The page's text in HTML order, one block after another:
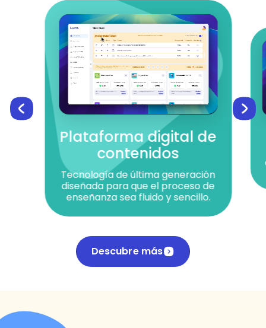
Plataforma digital de
contenidos
Tecnología de última generación
diseñada para que el proceso de
enseñanza sea fluido y sencillo.
Descubre más